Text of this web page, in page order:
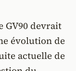
GV90 devrait
évolution de
actuelle de